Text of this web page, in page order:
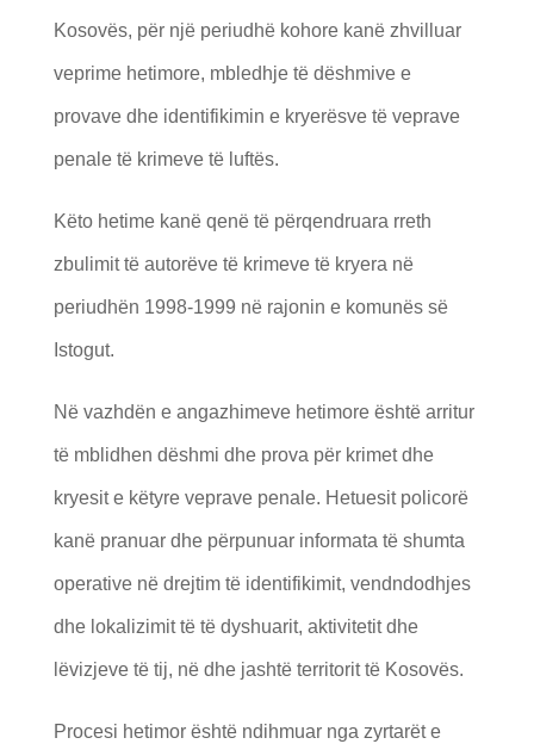
Kosovës, për një periudhë kohore kanë zhvilluar
veprime hetimore, mbledhje të dëshmive e
provave dhe identifikimin e kryerësve të veprave
penale të krimeve të luftës.
Këto hetime kanë qenë të përqendruara rreth
zbulimit të autorëve të krimeve të kryera në
periudhën 1998-1999 në rajonin e komunës së
Istogut.
Në vazhdën e angazhimeve hetimore është arritur
të mblidhen dëshmi dhe prova për krimet dhe
kryesit e këtyre veprave penale. Hetuesit policorë
kanë pranuar dhe përpunuar informata të shumta
operative në drejtim të identifikimit, vendndodhjes
dhe lokalizimit të të dyshuarit, aktivitetit dhe
lëvizjeve të tij, në dhe jashtë territorit të Kosovës.
Procesi hetimor është ndihmuar nga zyrtarët e